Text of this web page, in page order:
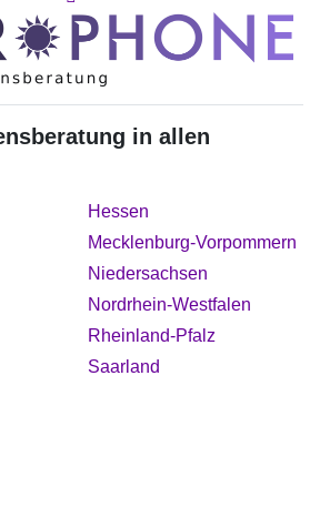
in allen
Hessen
Mecklenburg-Vorpommern
Niedersachsen
Nordrhein-Westfalen
Rheinland-Pfalz
Saarland